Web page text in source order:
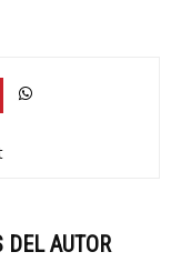
DEL AUTOR